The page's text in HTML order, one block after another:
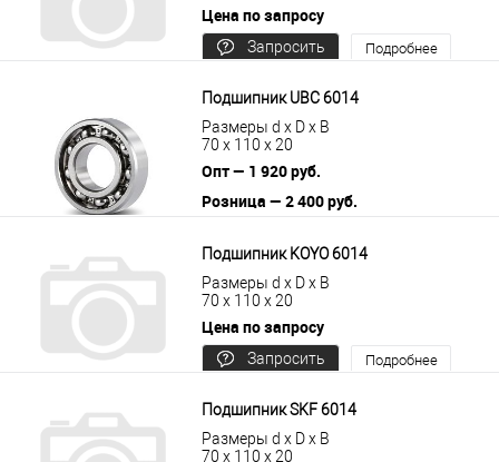
Цена по запросу
Запросить
Подробнее
Подшипник UBC 6014
Размеры d x D x B
70 x 110 x 20
Опт — 1 920 руб.
Розница — 2 400 руб.
Подшипник KOYO 6014
Размеры d x D x B
70 x 110 x 20
Цена по запросу
Запросить
Подробнее
Подшипник SKF 6014
Размеры d x D x B
70 x 110 x 20